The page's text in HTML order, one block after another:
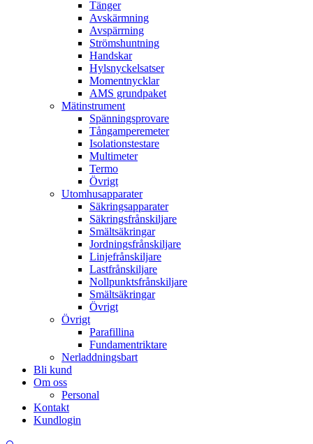
Tänger
Avskärmning
Avspärrning
Strömshuntning
Handskar
Hylsnyckelsatser
Momentnycklar
AMS grundpaket
Mätinstrument
Spänningsprovare
Tångamperemeter
Isolationstestare
Multimeter
Termo
Övrigt
Utomhusapparater
Säkringsapparater
Säkringsfrånskiljare
Smältsäkringar
Jordningsfrånskiljare
Linjefrånskiljare
Lastfrånskiljare
Nollpunktsfrånskiljare
Smältsäkringar
Övrigt
Övrigt
Parafillina
Fundamentriktare
Nerladdningsbart
Bli kund
Om oss
Personal
Kontakt
Kundlogin